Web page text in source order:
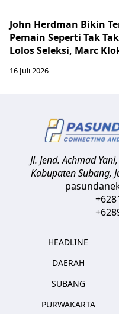
John Herdman Bikin
Pemain Seperti Tak
Lolos Seleksi, Marc
16 Juli 2026
Jl. Jend. Achmad
Kabupaten Subang,
HEADLINE
DAERAH
SUBANG
PURWAKARTA